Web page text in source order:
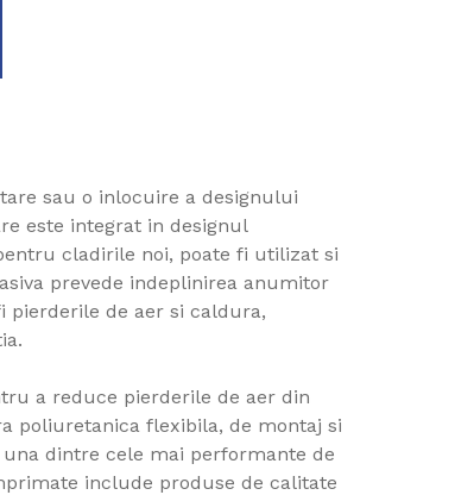
sau o inlocuire a designului
este integrat in designul
cladirile noi, poate fi utilizat si
prevede indeplinirea anumitor
de aer si caldura,
a reduce pierderile de aer din
poliuretanica flexibila, de montaj si
dintre cele mai performante de
include produse de calitate